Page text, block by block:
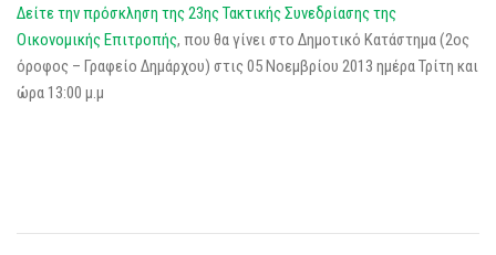
Δείτε την πρόσκληση της 23ης Τακτικής Συνεδρίασης της
Οικονομικής Επιτροπής, που θα γίνει στο Δημοτικό Κατάστημα (2ος
όροφος – Γραφείο Δημάρχου) στις 05 Νοεμβρίου 2013 ημέρα Τρίτη και
ώρα 13:00 μ.μ